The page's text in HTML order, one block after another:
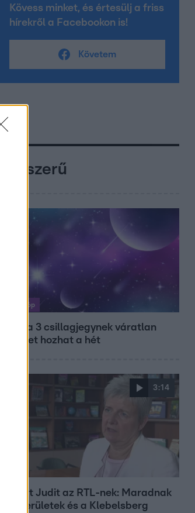
Kövess minket, és értesülj a friss
hírekről a Facebookon is!
Követem
Népszerű
Horoszkóp
Ennek a 3 csillagjegynek váratlan
sikereket hozhat a hét
3:14
Lannert Judit az RTL-nek: Maradnak
a tankerületek és a Klebelsberg